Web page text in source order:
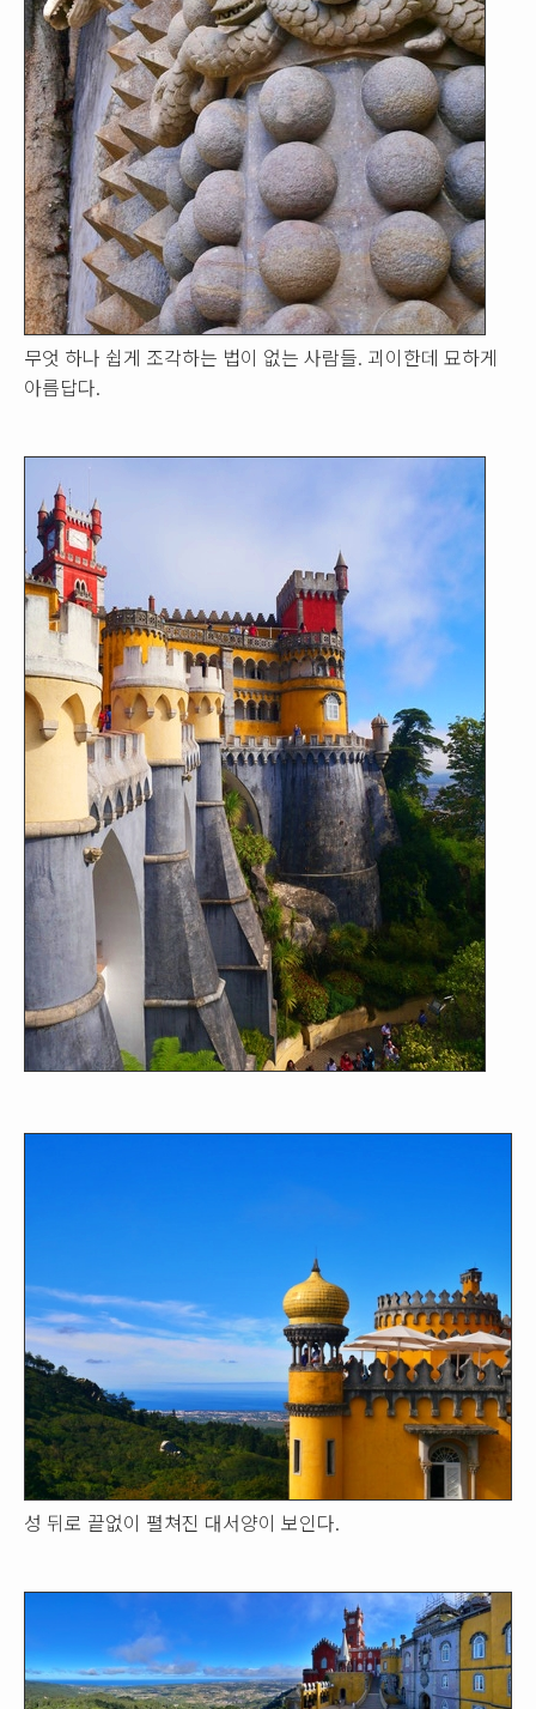
무엇 하나 쉽게 조각하는 법이 없는 사람들. 괴이한데 묘하게
아름답다.
성 뒤로 끝없이 펼쳐진 대서양이 보인다.